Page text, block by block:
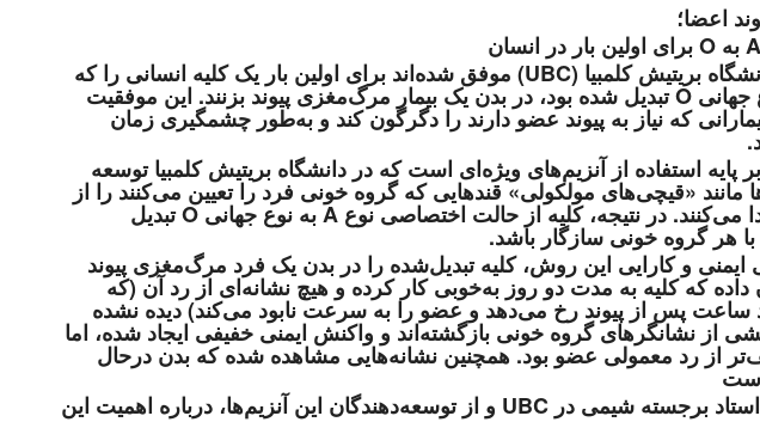
اعضا؛
تیمی از پژوهشگران دانشگاه بریتیش کلمبیا (UBC) موفق شده‌اند برای اولین بار یک کلیه انسانی را که
از گروه خونی A به نوع جهانی O تبدیل شده بود، در بدن یک بیمار مرگ‌مغزی پیوند بزنند. این موفقیت
که نیاز به پیوند عضو دارند را دگرگون کند و به‌طور چشمگیری زمان
استفاده از آنزیم‌های ویژه‌ای است که در دانشگاه بریتیش کلمبیا توسعه
مانند «قیچی‌های مولکولی» قندهایی که گروه خونی فرد را تعیین می‌کنند را از
سطح رگ‌های خونی جدا می‌کنند. در نتیجه، کلیه از حالت اختصاصی نوع A به نوع جهانی O تبدیل
هر گروه خونی سازگار باشد.
ایمنی و کارایی این روش، کلیه تبدیل‌شده را در بدن یک فرد مرگ‌مغزی پیوند
داده که کلیه به مدت دو روز به‌خوبی کار کرده و هیچ نشانه‌ای از رد آن (که
ساعت پس از پیوند رخ می‌دهد و عضو را به سرعت نابود می‌کند) دیده نشده
از نشانگرهای گروه خونی بازگشته‌اند و واکنش ایمنی خفیفی ایجاد شده، اما
از رد معمولی عضو بود. همچنین نشانه‌هایی مشاهده شده که بدن درحال
دکتر «استیون ویدرز»، استاد برجسته شیمی در UBC و از توسعه‌دهندگان این آنزیم‌ها، درباره اهمیت این